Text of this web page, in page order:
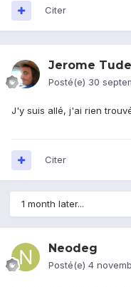
Citer
Jerome
Posté(e) 30
J'y suis allé, j'ai rien
Citer
1 month later...
Neodeg
Posté(e) 4